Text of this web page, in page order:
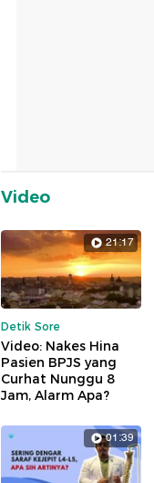
Video
21:17
Detik Sore
Video: Nakes Hina
Pasien BPJS yang
Curhat Nunggu 8
Jam, Alarm Apa?
01:39